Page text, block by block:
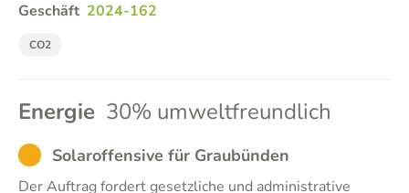
Geschäft 2024-162
CO2
Energie 30% umweltfreundlich
ABSTENTION
Solaroffensive für Graubünden
Der Auftrag fordert gesetzliche und administrative